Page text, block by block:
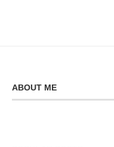
ABOUT ME